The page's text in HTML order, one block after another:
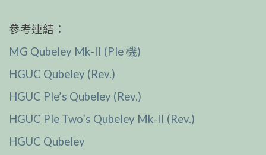
參考連結：
MG Qubeley Mk-II (Ple 機)
HGUC Qubeley (Rev.)
HGUC Ple’s Qubeley (Rev.)
HGUC Ple Two’s Qubeley Mk-II (Rev.)
HGUC Qubeley